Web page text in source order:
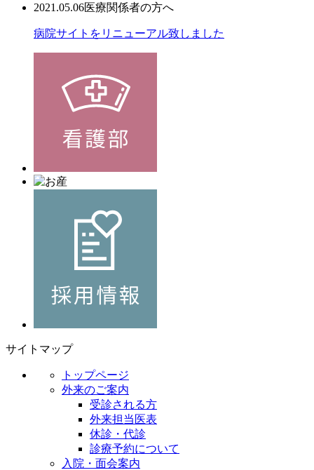
2021.05.06医療関係者の方へ
病院サイトをリニューアル致しました
サイトマップ
トップページ
外来のご案内
受診される方
外来担当医表
休診・代診
診療予約について
入院・面会案内